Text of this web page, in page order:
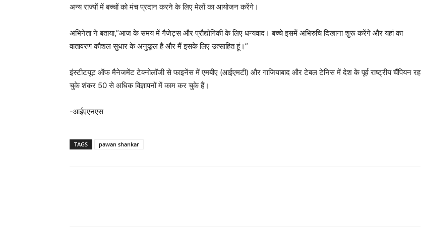
अन्य राज्यों में बच्चों को मंच प्रदान करने के लिए मेलों का आयोजन करेंगे।
अभिनेता ने बताया,”आज के समय में गैजेट्स और प्रौद्योगिकी के लिए धन्यवाद। बच्चे इसमें अभिरुचि दिखाना शुरू करेंगे और यहां का
वातावरण कौशल सुधार के अनुकूल है और मैं इसके लिए उत्साहित हूं।”
इंस्टीटयूट ऑफ मैनेजमेंट टेक्नोलॉजी से फाइनेंस में एमबीए (आईएमटी) और गाजियाबाद और टेबल टेनिस में देश के पूर्व राष्ट्रीय चैंपियन रह
चुके शंकर 50 से अधिक विज्ञापनों में काम कर चुके हैं।
-आईएएनएस
TAGS pawan shankar